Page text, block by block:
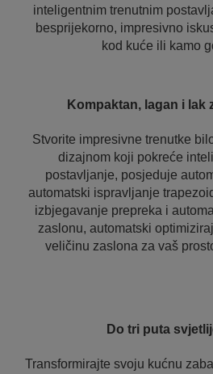
inteligentnim trenutnim
besprijekorno, impresivno
kod kuće ili kamo
Kompaktan, lagan i lak
Stvorite impresivne trenutke
dizajnom koji pokreće
postavljanje, posjeduje
automatski ispravljanje
izbjegavanje prepreka i
zaslonu, automatski
veličinu zaslona za vaš
Do tri puta
Transformirajte svoju kućnu